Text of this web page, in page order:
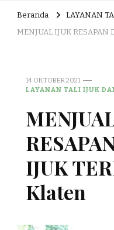
Beranda
LAYANAN
MENJUAL IJUK
14 OKTOBER 2021
LAYANAN TALI IJUK
IJUK
Klaten